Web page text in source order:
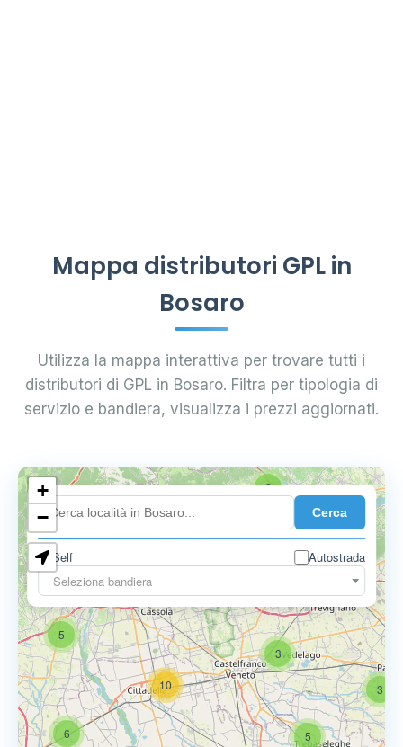
Mappa distributori GPL in
Bosaro
Utilizza la mappa interattiva per trovare tutti i
distributori di GPL in Bosaro. Filtra per tipologia di
servizio e bandiera, visualizza i prezzi aggiornati.
Cerca
Self
Autostrada
Seleziona bandiera
3
3
2
5
6
5
6
10
+
−